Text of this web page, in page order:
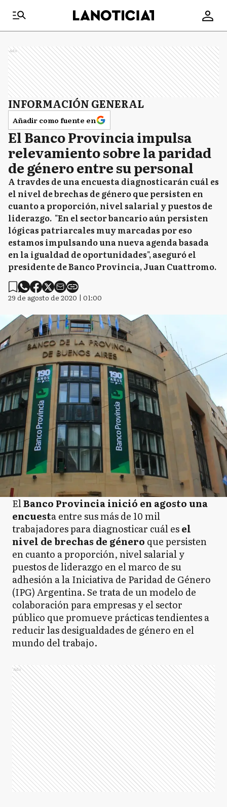
Ads
INFORMACIÓN GENERAL
Añadir como fuente en
El Banco Provincia impulsa
relevamiento sobre la paridad
de género entre su personal
A travdes de una encuesta diagnosticarán cuál es
el nivel de brechas de género que persisten en
cuanto a proporción, nivel salarial y puestos de
liderazgo. "En el sector bancario aún persisten
lógicas patriarcales muy marcadas por eso
estamos impulsando una nueva agenda basada
en la igualdad de oportunidades", aseguró el
presidente de Banco Provincia, Juan Cuattromo.
29 de agosto de 2020 | 01:00
ElBanco Provincia inició en agosto una
encuesta entre sus más de 10 mil
trabajadores para diagnosticar cuál esel
nivel de brechas de género que persisten
en cuanto a proporción, nivel salarial y
puestos de liderazgo en el marco de su
adhesión a la Iniciativa de Paridad de Género
(IPG) Argentina. Se trata de un modelo de
colaboración para empresas y el sector
público que promueve prácticas tendientes a
reducir las desigualdades de género en el
mundo del trabajo.
Ads